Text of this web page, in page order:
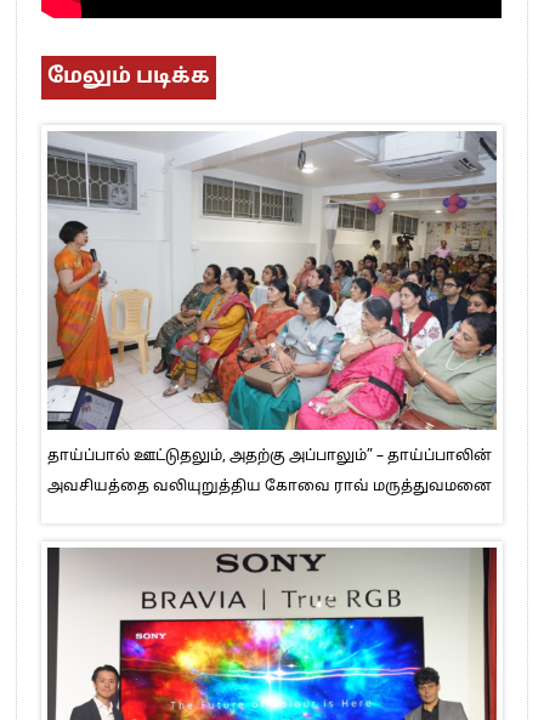
மேலும் படிக்க
தாய்ப்பால் ஊட்டுதலும், அதற்கு அப்பாலும்” – தாய்ப்பாலின்
அவசியத்தை வலியுறுத்திய கோவை ராவ் மருத்துவமனை